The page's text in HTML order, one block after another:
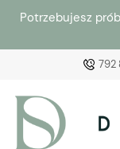
Potrzebujesz
792